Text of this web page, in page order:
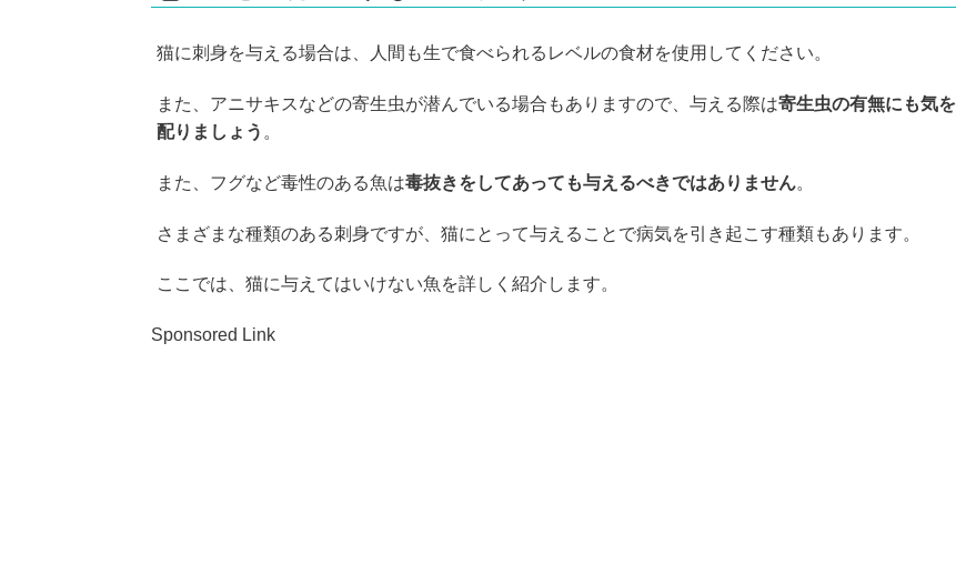
猫に刺身を与える場合は、人間も生で食べられるレベルの食材を使用してください。
また、アニサキスなどの寄生虫が潜んでいる場合もありますので、与える際は寄生虫の有無にも気を
配りましょう 。
また、フグなど毒性のある魚は毒抜きをしてあっても与えるべきではありません。
さまざまな種類のある刺身ですが、猫にとって与えることで病気を引き起こす種類もあります。
ここでは、猫に与えてはいけない魚を詳しく紹介します。
Sponsored Link